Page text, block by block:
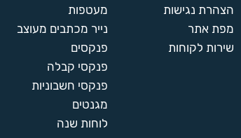
הצהרת נגישות
מפת אתר
שירות לקוחות
מעטפות
נייר מכתבים מעוצב
פנקסים
פנקסי קבלה
פנקסי חשבוניות
מגנטים
לוחות שנה